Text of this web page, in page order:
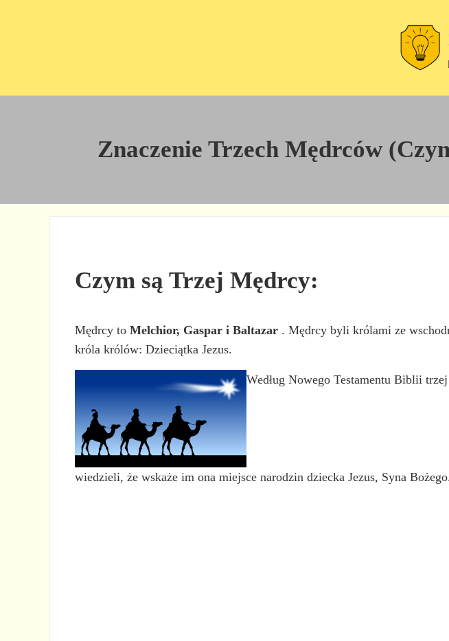
Znaczenie Trzech Mędrców
Czym są Trzej Mędrcy:
Mędrcy toMelchior, Gaspar i Baltazar . Mędrcy byli królami ze
króla królów: Dzieciątka Jezus.
Według Nowego Testamentu Biblii
wiedzieli, że wskaże im ona miejsce narodzin dziecka Jezus, Syna